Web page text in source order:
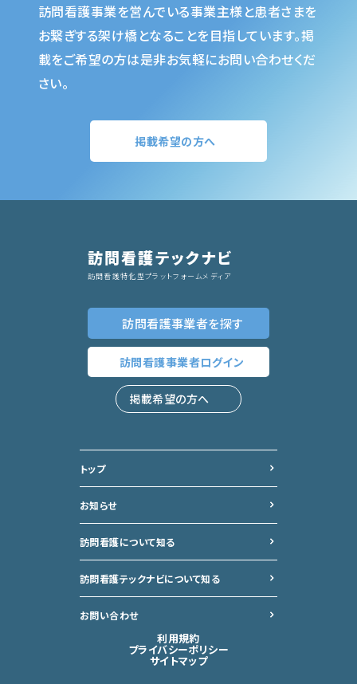
訪問看護事業を営んでいる事業主様と患者さまを
お繋ぎする架け橋となることを目指しています。掲
載をご希望の方は是非お気軽にお問い合わせくだ
さい。
掲載希望の方へ
訪問看護テックナビ
訪問看護特化型プラットフォームメディア
訪問看護事業者を探す
訪問看護事業者ログイン
掲載希望の方へ
トップ
お知らせ
訪問看護について知る
訪問看護テックナビについて知る
お問い合わせ
利用規約
プライバシーポリシー
サイトマップ